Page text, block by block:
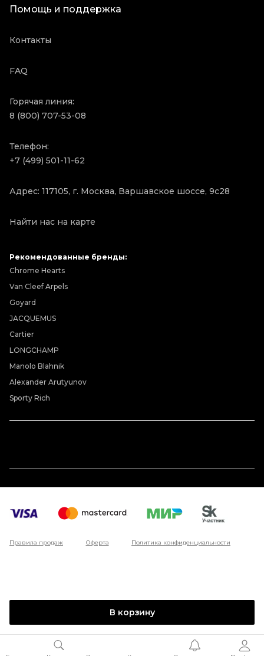
В корзину
Помощь и поддержка
Контакты
FAQ
Горячая линия:
8 (800) 707-53-08
Телефон:
+7 (499) 501-11-62
Адрес: 117105, г. Москва, Варшавское шоссе, 9с28
Найти нас на карте
Рекомендованные бренды:
Chrome Hearts
Van Cleef Arpels
Goyard
JACQUEMUS
Cartier
LONGCHAMP
Manolo Blahnik
Alexander Arutyunov
Sporty Rich
Правила продаж Оферта Политика конфиденциальности